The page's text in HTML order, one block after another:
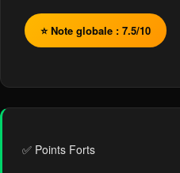
⭐ Note globale : 7.5/10
✅ Points Forts